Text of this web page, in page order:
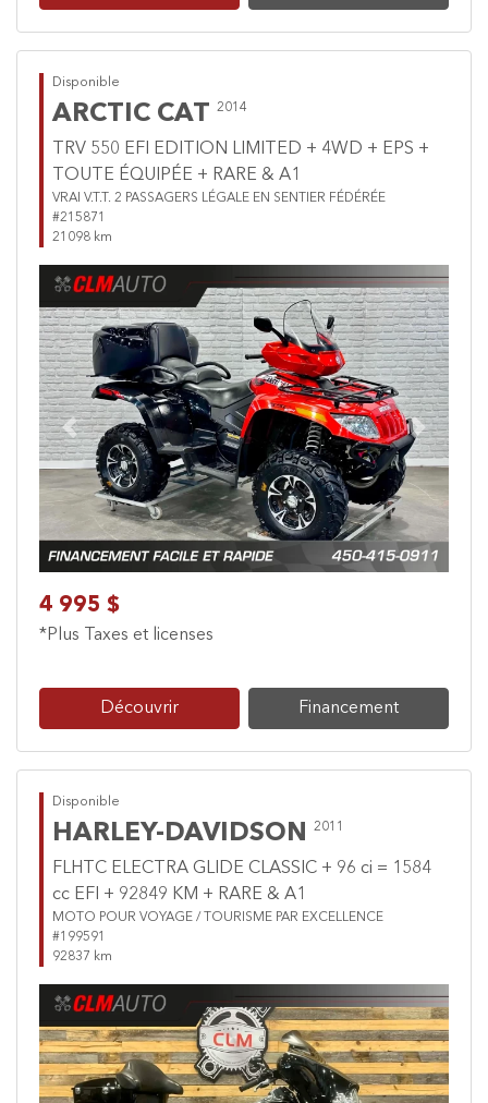
Disponible
ARCTIC CAT 2014
TRV 550 EFI EDITION LIMITED + 4WD + EPS +
TOUTE ÉQUIPÉE + RARE & A1
VRAI V.T.T. 2 PASSAGERS LÉGALE EN SENTIER FÉDÉRÉE
#215871
21098 km
Previous Next
4 995 $
*Plus Taxes et licenses
Découvrir Financement
Disponible
HARLEY-DAVIDSON 2011
FLHTC ELECTRA GLIDE CLASSIC + 96 ci = 1584
cc EFI + 92849 KM + RARE & A1
MOTO POUR VOYAGE / TOURISME PAR EXCELLENCE
#199591
92837 km